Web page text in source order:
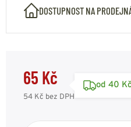
DOSTUPNOST NA
65 Kč
54 Kč bez DPH
od 40